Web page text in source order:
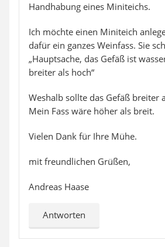
Handhabung eines Miniteichs.
Ich möchte einen Miniteich
dafür ein ganzes Weinfass. Sie
„Hauptsache, das Gefäß ist
breiter als hoch“
Weshalb sollte das Gefäß breiter
Mein Fass wäre höher als breit.
Vielen Dank für Ihre Mühe.
mit freundlichen Grüßen,
Andreas Haase
Antworten